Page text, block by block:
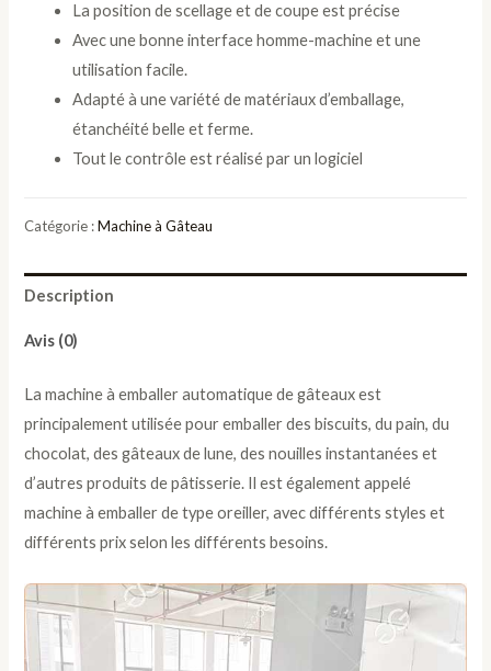
La position de scellage et de coupe est précise
Avec une bonne interface homme-machine et une
utilisation facile.
Adapté à une variété de matériaux d’emballage,
étanchéité belle et ferme.
Tout le contrôle est réalisé par un logiciel
Catégorie :Machine à Gâteau
Description
Avis (0)
La machine à emballer automatique de gâteaux est
principalement utilisée pour emballer des biscuits, du pain, du
chocolat, des gâteaux de lune, des nouilles instantanées et
d’autres produits de pâtisserie. Il est également appelé
machine à emballer de type oreiller, avec différents styles et
différents prix selon les différents besoins.